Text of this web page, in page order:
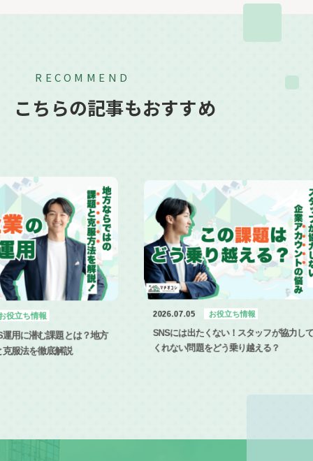
RECOMMEND
こちらの記事もおすすめ
SNSには出たくない！スタッフが協力して
動画